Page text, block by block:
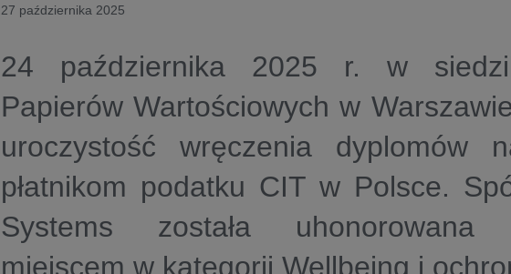
27 października 2025
24 października 2025 r. w
Papierów Wartościowych w
uroczystość wręczenia dyplomów
płatnikom podatku CIT w Polsce.
Systems została uhonorowana
miejscem w kategorii Wellbeing i